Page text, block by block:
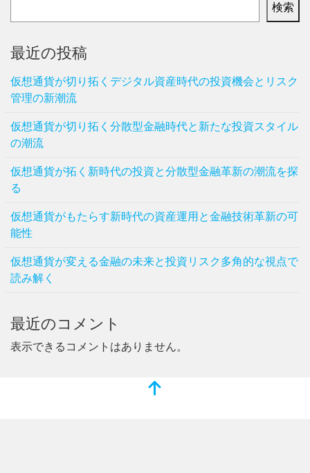
検索
最近の投稿
仮想通貨が切り拓くデジタル資産時代の投資機会とリスク
管理の新潮流
仮想通貨が切り拓く分散型金融時代と新たな投資スタイル
の潮流
仮想通貨が拓く新時代の投資と分散型金融革新の潮流を探
る
仮想通貨がもたらす新時代の資産運用と金融技術革新の可
能性
仮想通貨が変える金融の未来と投資リスク多角的な視点で
読み解く
最近のコメント
表示できるコメントはありません。